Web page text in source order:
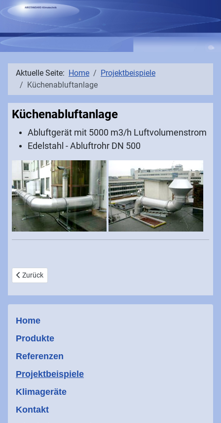
Home
Produkte
Referenzen
Projektbeispiele
Klimageräte
Kontakt
Aktuelle Seite: Home
Projektbeispiele
Küchenabluftanlage
Küchenabluftanlage
Abluftgerät mit 5000 m3/h Luftvolumenstrom
Edelstahl - Abluftrohr DN 500
Vorheriger Beitrag: Abgasleitung für eine thermische
Zurück